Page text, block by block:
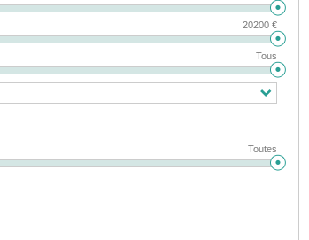
20200 €
Tous
Toutes